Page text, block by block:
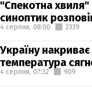
"Спекотна хвиля"
синоптик
4 серпня, 08:00 2339
Україну
температура
4 серпня, 07:32 909